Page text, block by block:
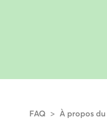
FAQ À propos